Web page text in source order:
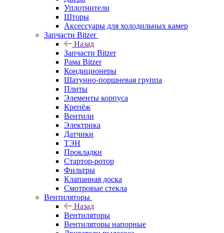
Уплотнители
Шторы
Аксессуары для холодильных камер
Запчасти Bitzer
Назад
Запчасти Bitzer
Рама Bitzer
Кондиционеры
Шатунно-поршневая группа
Плиты
Элементы корпуса
Крепёж
Вентили
Электрика
Датчики
ТЭН
Прокладки
Стартор-ротор
Фильтры
Клапанная доска
Смотровые стекла
Вентиляторы
Назад
Вентиляторы
Вентиляторы напорные